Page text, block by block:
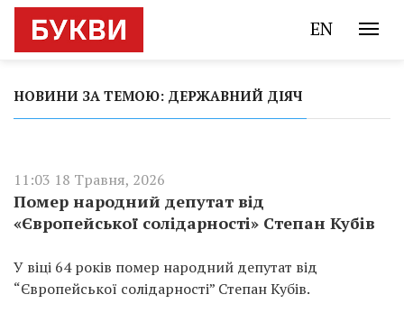
EN
НОВИНИ ЗА ТЕМОЮ: ДЕРЖАВНИЙ ДІЯЧ
11:03 18 Травня, 2026
Помер народний депутат від
«Європейської солідарності» Степан Кубів
У віці 64 років помер народний депутат від
“Європейської солідарності” Степан Кубів.